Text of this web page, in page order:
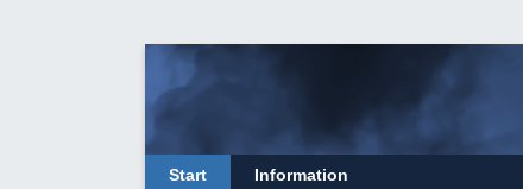
Start Information